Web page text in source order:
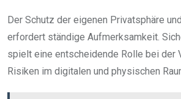
Der Schutz der eigenen Privatsphäre
erfordert ständige Aufmerksamkeit.
spielt eine entscheidende Rolle bei der
Risiken im digitalen und physischen